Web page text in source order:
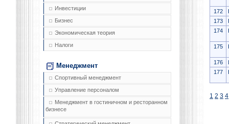
Инвестиции
Бизнес
Экономическая теория
Налоги
Менеджмент
Спортивный менеджмент
Управление персоналом
Менеджмент в гостиничном и ресторанном
бизнесе
172
173
174
175
176
177
1 2 3 4